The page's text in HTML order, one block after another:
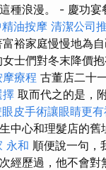
種浪漫。 - 慶功宴
油按摩 清潔公司
裕家庭慢慢地為
士們對冬末降價
療程 古董店二十
擇 取而代之的是，
皮手術讓眼睛更
中心和理髮店的舊
永和 順便說一句，
經歷過，他不會對